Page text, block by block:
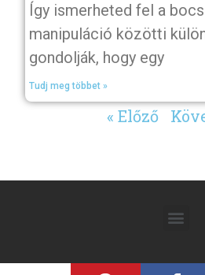
Így ismerheted fel a
manipuláció közötti
gondolják, hogy egy
Tudj meg többet »
« Előző